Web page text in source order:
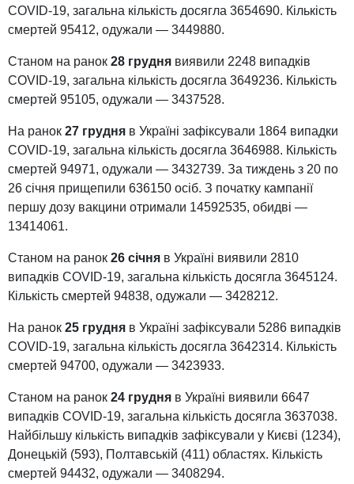
COVID-19, загальна кількість досягла 3654690. Кількість
смертей 95412, одужали — 3449880.
Станом на ранок 28 грудня виявили 2248 випадків
COVID-19, загальна кількість досягла 3649236. Кількість
смертей 95105, одужали — 3437528.
На ранок 27 грудня в Україні зафіксували 1864 випадки
COVID-19, загальна кількість досягла 3646988. Кількість
смертей 94971, одужали — 3432739. За тиждень з 20 по
26 січня прищепили 636150 осіб. З початку кампанії
першу дозу вакцини отримали 14592535, обидві —
13414061.
Станом на ранок 26 січня в Україні виявили 2810
випадків COVID-19, загальна кількість досягла 3645124.
Кількість смертей 94838, одужали — 3428212.
На ранок 25 грудня в Україні зафіксували 5286 випадків
COVID-19, загальна кількість досягла 3642314. Кількість
смертей 94700, одужали — 3423933.
Станом на ранок 24 грудня в Україні виявили 6647
випадків COVID-19, загальна кількість досягла 3637038.
Найбільшу кількість випадків зафіксували у Києві (1234),
Донецькій (593), Полтавській (411) областях. Кількість
смертей 94432, одужали — 3408294.